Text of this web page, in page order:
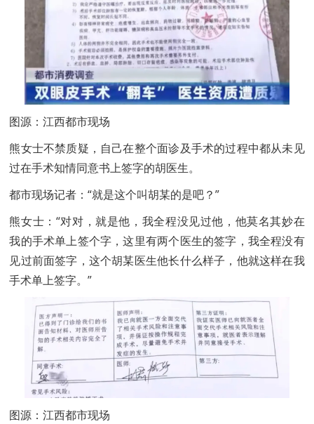
图源：江西都市现场
熊女士不禁质疑，自己在整个面诊及手术的过程中都从未见
过在手术知情同意书上签字的胡医生。
都市现场记者：“就是这个叫胡某的是吧？”
熊女士：“对对，就是他，我全程没见过他，他莫名其妙在
我的手术单上签个字，这里有两个医生的签字，我全程没有
见过前面签字，这个胡某医生他长什么样子，他就这样在我
手术单上签字。”
图源：江西都市现场